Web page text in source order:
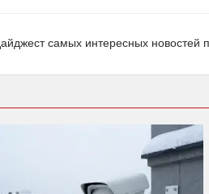
самых интересных